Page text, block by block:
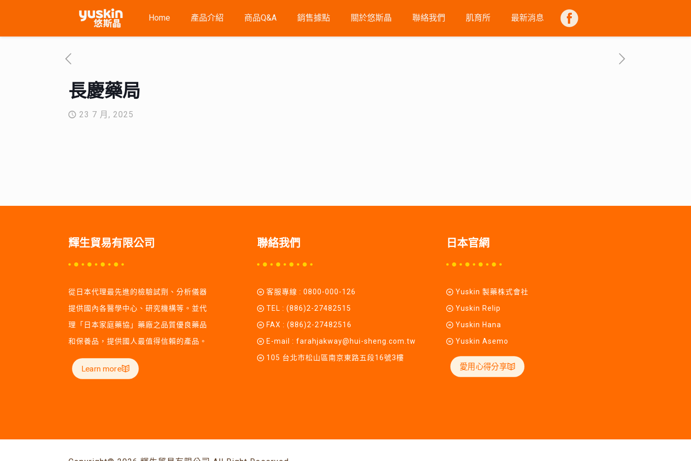
Home 產品介紹 商品Q&A 銷售據點 關於悠斯晶 聯絡我們 肌育所 最新消息 FB
長慶藥局
23 7 月, 2025
輝生貿易有限公司
從日本代理最先進的檢驗試劑、分析儀器
提供國內各醫學中心、研究機構等。並代
理「日本家庭藥協」藥廠之品質優良藥品
和保養品，提供國人最值得信賴的產品。
Learn more
聯絡我們
客服專線 :0800-000-126
TEL :(886)2-27482515
FAX : (886)2-27482516
E-mail :farahjakway@hui-sheng.com.tw
105 台北市松山區南京東路五段16號3樓
日本官網
Yuskin 製藥株式會社
Yuskin Relip
Yuskin Hana
Yuskin Asemo
愛用心得分享